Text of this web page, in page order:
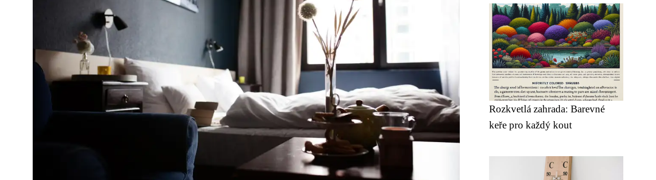
Rozkvetlá zahrada: Barevné
keře pro každý kout